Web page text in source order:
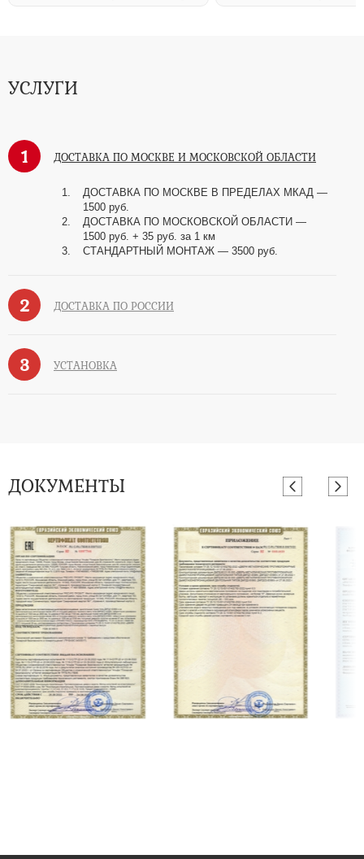
УСЛУГИ
1 ДОСТАВКА ПО МОСКВЕ И МОСКОВСКОЙ ОБЛАСТИ
ДОСТАВКА ПО МОСКВЕ В ПРЕДЕЛАХ МКАД —
1500 руб.
ДОСТАВКА ПО МОСКОВСКОЙ ОБЛАСТИ —
1500 руб. + 35 руб. за 1 км
СТАНДАРТНЫЙ МОНТАЖ — 3500 руб.
2 ДОСТАВКА ПО РОССИИ
3 УСТАНОВКА
ДОКУМЕНТЫ